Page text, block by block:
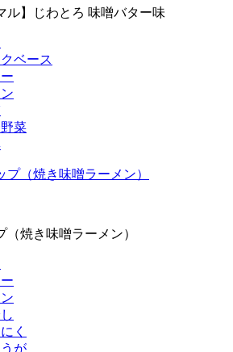
ル】じわとろ 味噌バター味
ベース
菜
（焼き味噌ラーメン）
く
が